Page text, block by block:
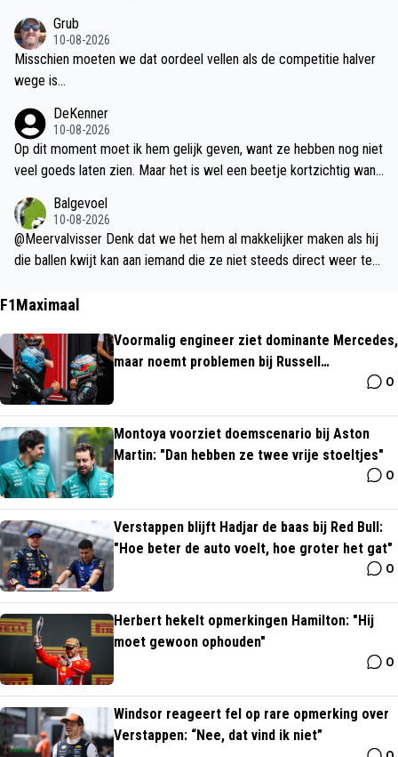
Grub
10-08-2026
Misschien moeten we dat oordeel vellen als de competitie halver
wege is...
DeKenner
10-08-2026
Op dit moment moet ik hem gelijk geven, want ze hebben nog niet
veel goeds laten zien. Maar het is wel een beetje kortzichtig want
d en nieuwe teamgenoten.
Balgevoel
10-08-2026
@Meervalvisser Denk dat we het hem al makkelijker maken als hij
die ballen kwijt kan aan iemand die ze niet steeds direct weer teru
e beste verdediger, maar gebruikte z'n lichaam toen al wel beter d
ik vrees dat Bouwman bij (bijvoorbeeld) een degradatiekandidaat
helemaal niet aan spelen toekomt. Hij heeft in dat opzicht een 'last
ig' profiel.
F1Maximaal
Voormalig engineer ziet dominante Mercedes,
maar noemt problemen bij Russell
0
Montoya voorziet doemscenario bij Aston
Martin: "Dan hebben ze twee vrije stoeltjes"
0
Verstappen blijft Hadjar de baas bij Red Bull:
"Hoe beter de auto voelt, hoe groter het gat"
0
Herbert hekelt opmerkingen Hamilton: "Hij
moet gewoon ophouden"
0
Windsor reageert fel op rare opmerking over
Verstappen: “Nee, dat vind ik niet”